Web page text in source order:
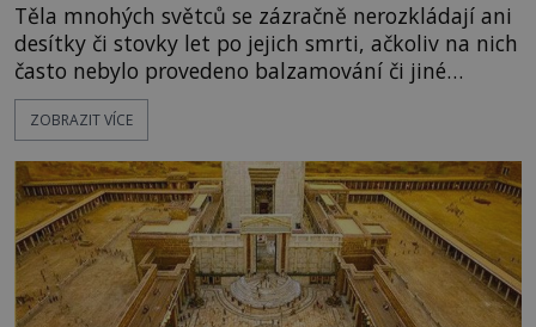
Těla mnohých světců se zázračně nerozkládají ani
desítky či stovky let po jejich smrti, ačkoliv na nich
často nebylo provedeno balzamování či jiné
pokusy o konzervaci. Neporušené ostatky bývají
považovány za důkaz svatosti zemřelých. Jaké
osobností ochraňují? Na hřbitově u kláštera
Milosrdných
ZOBRAZIT VÍCE